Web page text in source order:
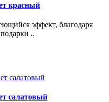
красный
эффект, благодаря
..
салатовый